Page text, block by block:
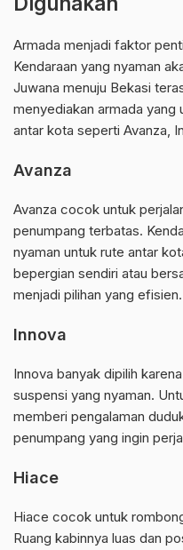
Armada menjadi faktor
Kendaraan yang nyaman
Juwana menuju Bekasi
menyediakan armada yang
antar kota seperti Avanza,
Avanza
Avanza cocok untuk
penumpang terbatas.
nyaman untuk rute antar
bepergian sendiri atau
menjadi pilihan yang efisien.
Innova
Innova banyak dipilih
suspensi yang nyaman.
memberi pengalaman
penumpang yang ingin
Hiace
Hiace cocok untuk
Ruang kabinnya luas dan